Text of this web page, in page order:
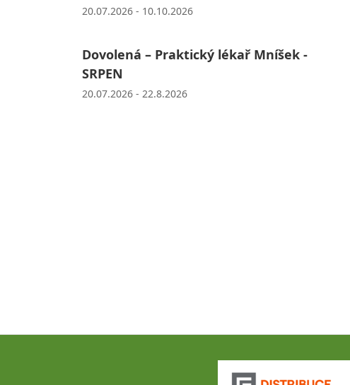
20.07.2026 - 10.10.2026
Dovolená – Praktický lékař Mníšek -
SRPEN
20.07.2026 - 22.8.2026